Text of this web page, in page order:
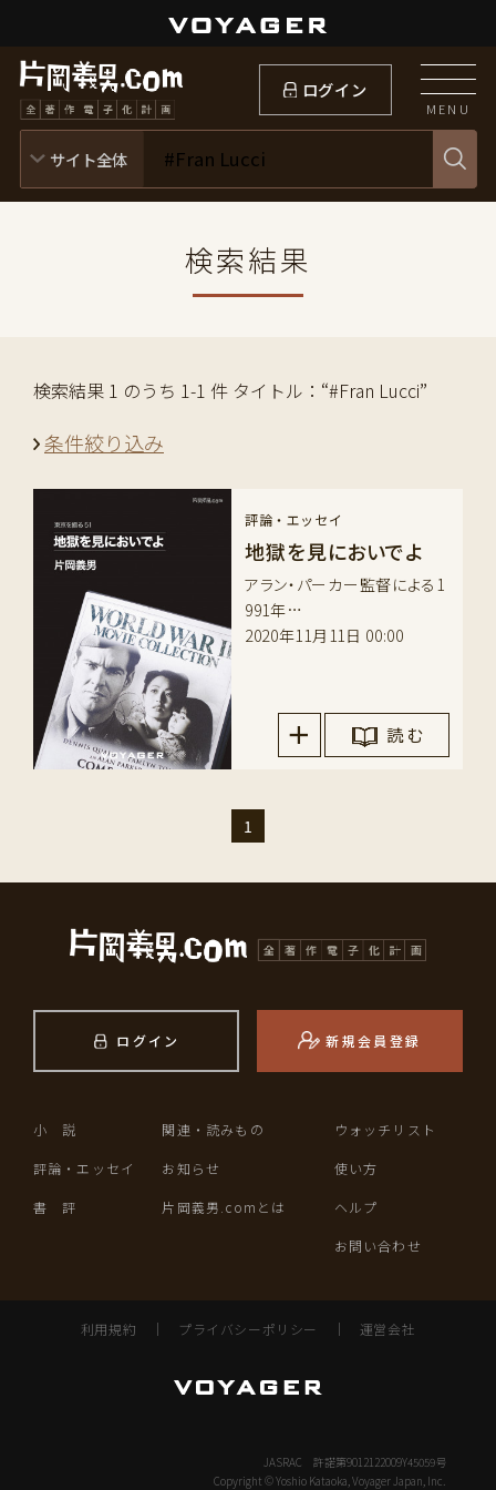
ログイン
MENU
検索結果
検索結果 1 のうち 1-1 件 タイトル：“#Fran Lucci”
条件絞り込み
評論・エッセイ
地獄を見においでよ
アラン・パーカー監督による1
991年…
2020年11月11日 00:00
読 む
1
ログイン 新規会員登録
小 説
評論・エッセイ
書 評
関連・読みもの
お知らせ
片岡義男.comとは
ウォッチリスト
使い方
ヘルプ
お問い合わせ
利用規約 ｜ プライバシーポリシー ｜ 運営会社
JASRAC 許諾第9012122009Y45059号
Copyright © Yoshio Kataoka, Voyager Japan, Inc.